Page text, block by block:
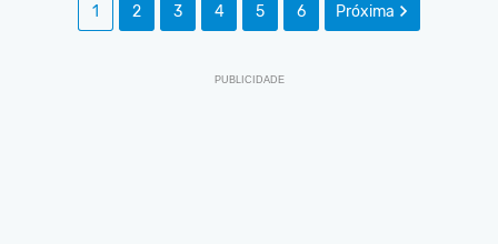
1 2 3 4 5 6 Próxima